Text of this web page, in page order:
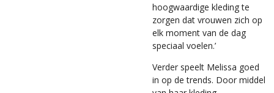
hoogwaardige kleding te
zorgen dat vrouwen zich op
elk moment van de dag
speciaal voelen.’
Verder speelt Melissa goed
in op de trends. Door middel